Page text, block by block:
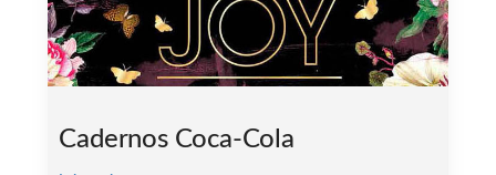
Cadernos Coca-Cola